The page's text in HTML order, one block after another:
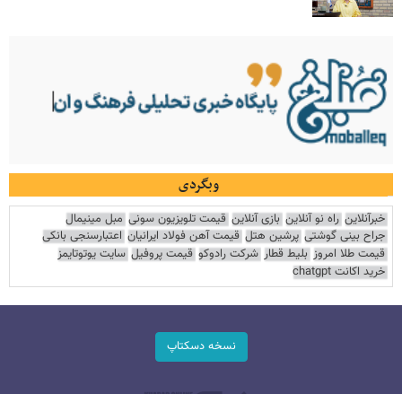
وبگردی
خبرآنلاین راه نو آنلاین بازی آنلاین قیمت تلویزیون سونی مبل مینیمال
جراح بینی گوشتی پرشین هتل قیمت آهن فولاد ایرانیان اعتبارسنجی بانکی
قیمت طلا امروز بلیط قطار شرکت رادوکو قیمت پروفیل سایت یوتوتایمز
خرید اکانت chatgpt
نسخه دسکتاپ